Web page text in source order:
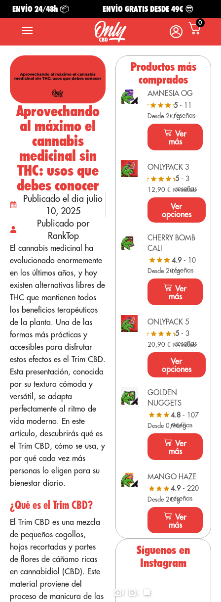
ENVÍO 24/48h 📦 ENVÍO GRATIS DESDE 49€ 😎
0
Aprovechando
al máximo el
cannabis
medicinal sin
THC: usos que
debes conocer
Publicado el dia julio
10, 2025
Publicado por
RankTop
El cannabis medicinal ha
evolucionado enormemente
en los últimos años, y hoy
existen alternativas libres de
THC que mantienen todos
los beneficios terapéuticos
de la planta. Una de las
formas más prácticas y
accesibles para disfrutar
estos efectos es el Trim CBD.
Esta presentación, conocida
por su textura cómoda y
versátil, se adapta
perfectamente al ritmo de
vida moderno. En este
artículo, descubrirás qué es
el Trim CBD, cómo se usa, y
por qué cada vez más
personas lo eligen para su
bienestar diario.
¿Qué es el Trim CBD?
El Trim CBD es una mezcla
de pequeños cogollos,
hojas recortadas y partes
de flores de cáñamo ricas
en cannabidiol (CBD). Este
material proviene del
proceso de manicura de las
Productos más
comprados
AMNESIA OG
5- 11
reseñas
Desde 2€/g
Ver
más
ONLYPACK 3
5- 3
reseñas
12,90€ IVA Incluido
Ver
opciones
CHERRY BOMB
CALI
4.9- 10
reseñas
Desde 2€/g
Ver
más
ONLYPACK 5
5- 3
reseñas
20,90€ IVA Incluido
Ver
opciones
GOLDEN
NUGGETS
4.8- 107
reseñas
Desde 0,9€/g
Ver
más
MANGO HAZE
4.9- 220
reseñas
Desde 2€/g
Ver
más
Síguenos en
Instagram